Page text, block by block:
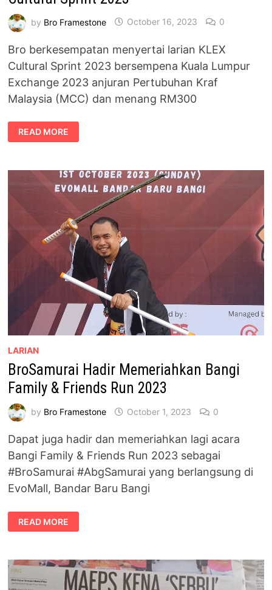
by Bro Framestone October 16, 2023 0
Bro berkesempatan menyertai larian KLEX
Cultural Sprint 2023 bersempena Kuala Lumpur
Exchange 2023 anjuran Pertubuhan Kraf
Malaysia (MCC) dan menang RM300
REZEKI
MENANG
RM300
KLEX
CULTURAL
SPRINT
READ MORE
LARIAN
BroSamurai Hadir Memeriahkan Bangi
Family & Friends Run 2023
by Bro Framestone October 1, 2023 0
Dapat juga hadir dan memeriahkan lagi acara
Bangi Family & Friends Run 2023 sebagai
#BroSamurai #AbgSamurai yang berlangsung di
EvoMall, Bandar Baru Bangi
BROSAMURAI
HADIR
MEMERIAHKAN
&
FRIENDS
RUN
2023
READ MORE